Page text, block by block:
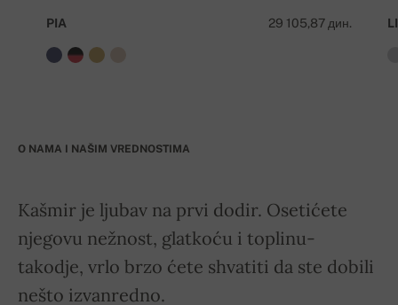
29 105,87 дин.
PIA
O NAMA I NAŠIM VREDNOSTIMA
Kašmir je ljubav na prvi dodir. Osetićete
njegovu nežnost, glatkoću i toplinu-
takodje, vrlo brzo ćete shvatiti da ste dobili
nešto izvanredno.